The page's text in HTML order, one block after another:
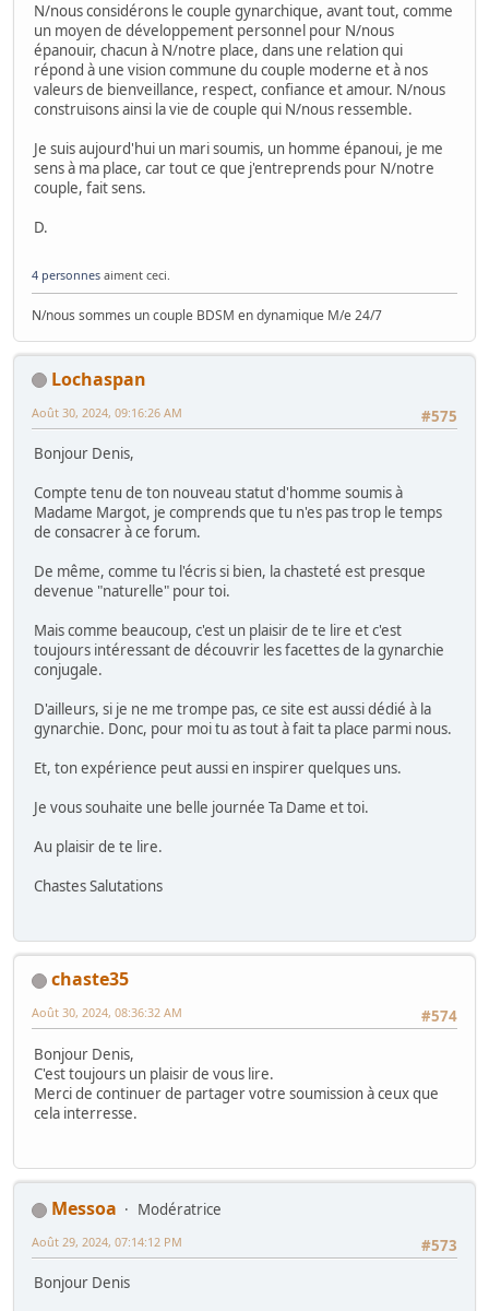
N/nous considérons le couple gynarchique, avant tout, comme
un moyen de développement personnel pour N/nous
épanouir, chacun à N/notre place, dans une relation qui
répond à une vision commune du couple moderne et à nos
valeurs de bienveillance, respect, confiance et amour. N/nous
construisons ainsi la vie de couple qui N/nous ressemble.
Je suis aujourd'hui un mari soumis, un homme épanoui, je me
sens à ma place, car tout ce que j'entreprends pour N/notre
couple, fait sens.
D.
4 personnes aiment ceci.
N/nous sommes un couple BDSM en dynamique M/e 24/7
Lochaspan
#575
Août 30, 2024, 09:16:26 AM
Bonjour Denis,
Compte tenu de ton nouveau statut d'homme soumis à
Madame Margot, je comprends que tu n'es pas trop le temps
de consacrer à ce forum.
De même, comme tu l'écris si bien, la chasteté est presque
devenue "naturelle" pour toi.
Mais comme beaucoup, c'est un plaisir de te lire et c'est
toujours intéressant de découvrir les facettes de la gynarchie
conjugale.
D'ailleurs, si je ne me trompe pas, ce site est aussi dédié à la
gynarchie. Donc, pour moi tu as tout à fait ta place parmi nous.
Et, ton expérience peut aussi en inspirer quelques uns.
Je vous souhaite une belle journée Ta Dame et toi.
Au plaisir de te lire.
Chastes Salutations
chaste35
#574
Août 30, 2024, 08:36:32 AM
Bonjour Denis,
C'est toujours un plaisir de vous lire.
Merci de continuer de partager votre soumission à ceux que
cela interresse.
Messoa
Modératrice
#573
Août 29, 2024, 07:14:12 PM
Bonjour Denis